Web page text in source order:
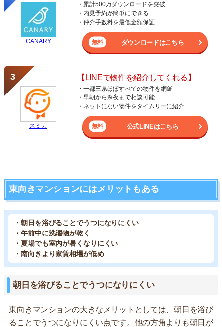
CANARY
・累計500万ダウンロードを突破
・内見予約が簡単にできる
・仲介手数料を最低金額保証
ダウンロードはこちら
スミカ
【LINEで物件を紹介してくれる】
・一都三県ほぼすべての物件を網羅
・早朝から深夜まで相談可能
・ネットにない物件をタイムリーに紹介
公式LINEはこちら
東向きマンションにはメリットもある
・朝日を浴びることでうつになりにくい
・午前中に洗濯物が乾く
・夏場でも室内が暑くなりにくい
・南向きより家賃相場が低め
朝日を浴びることでうつになりにくい
東向きマンションの大きなメリットとしては、朝日を浴び
ることでうつになりにくい点です。他の方角よりも朝日が